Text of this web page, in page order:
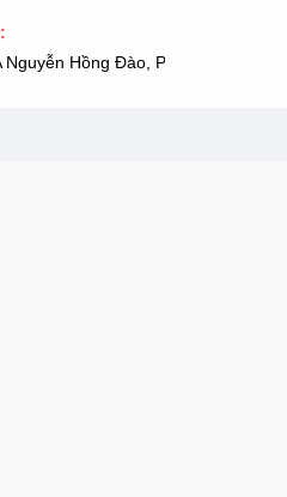
Hồng Đào, Phường 14, Tân